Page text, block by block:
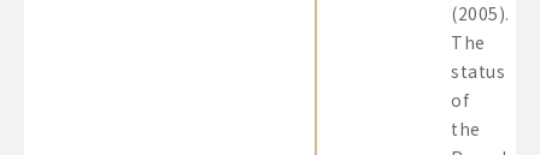
(2005).
The
status
of
the